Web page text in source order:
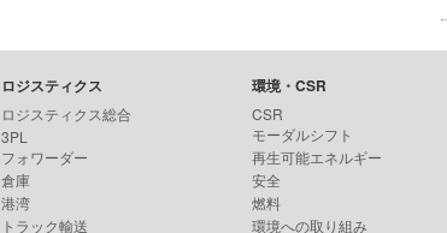
ロジスティクス
ロジスティクス総合
3PL
フォワーダー
倉庫
港湾
トラック輸送
環境・CSR
CSR
モーダルシフト
再生可能エネルギー
安全
燃料
環境への取り組み